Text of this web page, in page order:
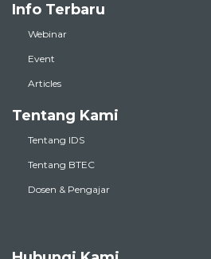
Info Terbaru
Webinar
Event
Articles
Tentang Kami
Tentang IDS
Tentang BTEC
Dosen & Pengajar